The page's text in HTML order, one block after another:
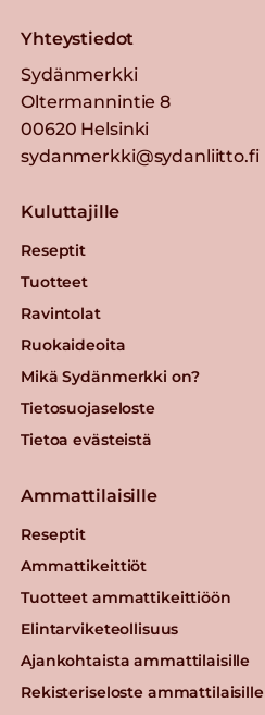
Yhteystiedot
Sydänmerkki
Oltermannintie 8
00620 Helsinki
sydanmerkki@sydanliitto.fi
Kuluttajille
Reseptit
Tuotteet
Ravintolat
Ruokaideoita
Mikä Sydänmerkki on?
Tietosuojaseloste
Tietoa evästeistä
Ammattilaisille
Reseptit
Ammattikeittiöt
Tuotteet ammattikeittiöön
Elintarviketeollisuus
Ajankohtaista ammattilaisille
Rekisteriseloste ammattilaisille